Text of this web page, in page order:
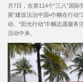
月7日，在第114个“三八”国
展“建设法治中国•巾帼在行动
动、“阳光行动”巾帼志愿服务
活动中来。